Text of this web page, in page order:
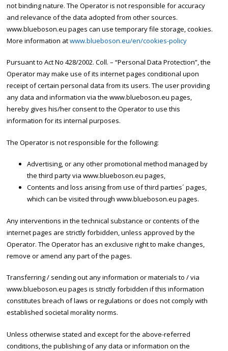
not binding nature. The Operator is not responsible for accuracy
and relevance of the data adopted from other sources.
www.blueboson.eu pages can use temporary file storage, cookies.
More information atwww.blueboson.eu/en/cookies-policy
Pursuant to Act No 428/2002. Coll. – “Personal Data Protection”, the
Operator may make use of its internet pages conditional upon
receipt of certain personal data from its users. The user providing
any data and information via the www.blueboson.eu pages,
hereby gives his/her consent to the Operator to use this
information for its internal purposes.
The Operator is not responsible for the following:
Advertising, or any other promotional method managed by
the third party via www.blueboson.eu pages,
Contents and loss arising from use of third parties´ pages,
which can be visited through www.blueboson.eu pages.
Any interventions in the technical substance or contents of the
internet pages are strictly forbidden, unless approved by the
Operator. The Operator has an exclusive right to make changes,
remove or amend any part of the pages.
Transferring / sending out any information or materials to / via
www.blueboson.eu pages is strictly forbidden if this information
constitutes breach of laws or regulations or does not comply with
established societal morality norms.
Unless otherwise stated and except for the above-referred
conditions, the publishing of any data or information on the